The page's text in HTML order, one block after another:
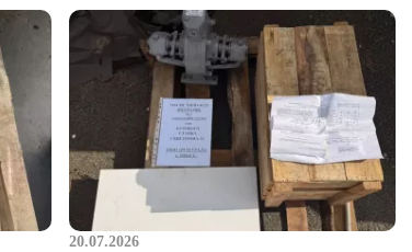
20.07.2026